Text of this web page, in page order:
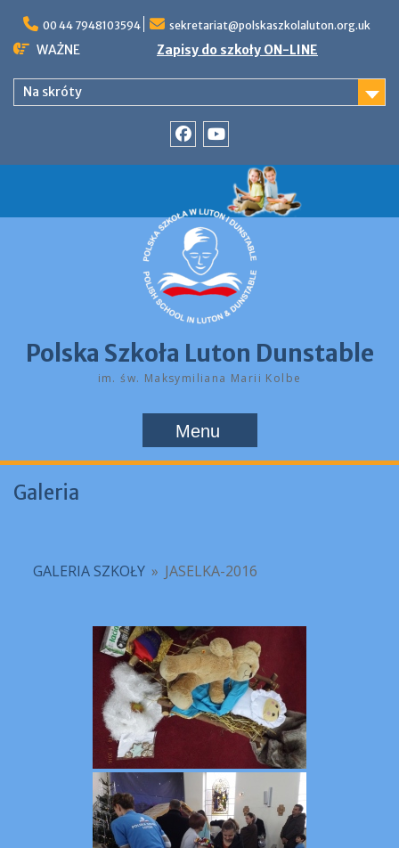
content
00 44 7948103594 sekretariat@polskaszkolaluton.org.uk
WAŻNE Zapisy do szkoły ON-LINE
Na skróty
Polska Szkoła Luton Dunstable
im. św. Maksymiliana Marii Kolbe
Menu
Galeria
GALERIA SZKOŁY » JASELKA-2016